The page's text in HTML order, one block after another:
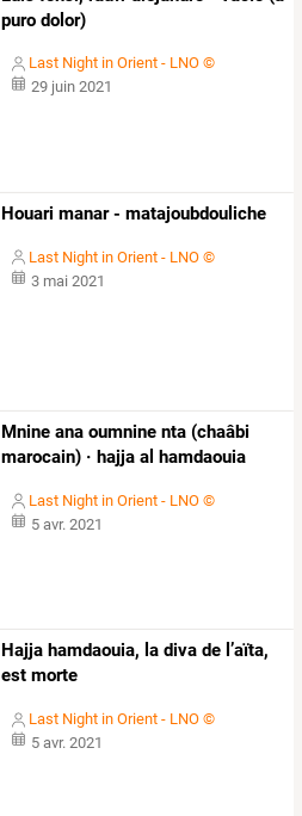
puro dolor)
Last Night in Orient - LNO ©
29 juin 2021
Houari manar - matajoubdouliche
Last Night in Orient - LNO ©
3 mai 2021
Mnine ana oumnine nta (chaâbi
marocain) · hajja al hamdaouia
Last Night in Orient - LNO ©
5 avr. 2021
Hajja hamdaouia, la diva de l’aïta,
est morte
Last Night in Orient - LNO ©
5 avr. 2021